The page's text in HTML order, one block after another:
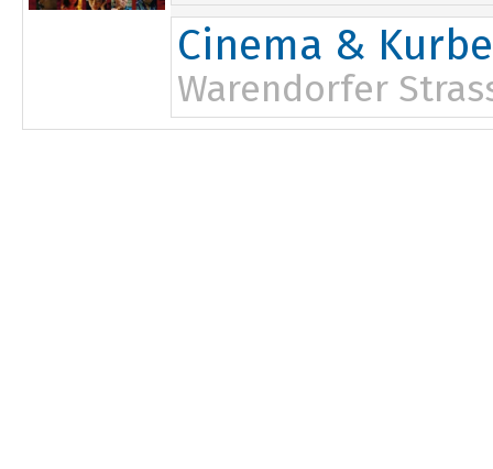
Cinema &
Warendorfer